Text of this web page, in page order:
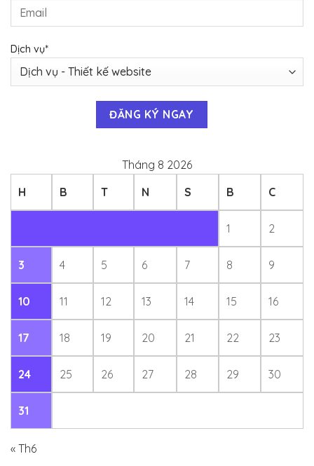
Dịch vụ*
Tháng 8 2026
H
B T N S B C
1 2
3 4 5 6 7 8 9
10 11 12 13 14 15 16
17 18 19 20 21 22 23
24 25 26 27 28 29 30
31
« Th6